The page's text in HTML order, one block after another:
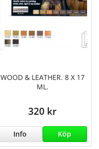
WOOD & LEATHER. 8 X 17
ML.
320 kr
Info Köp